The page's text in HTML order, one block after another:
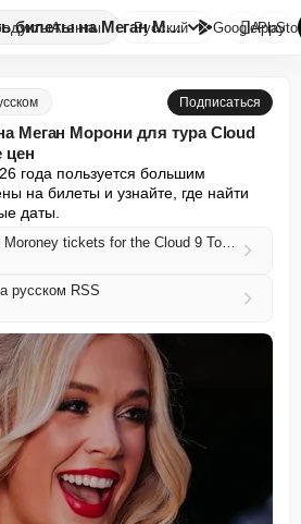
Агенты Как купить билеты на Меган Мор...
Русский GooglePlay

Подписаться
Меган Морони для тура Cloud
цен
года пользуется большим
на билеты и узнайте, где найти
даты.
How to buy Megan Moroney tickets for the Cloud 9 Tour, dates, and prices compared
русском RSS